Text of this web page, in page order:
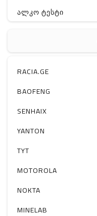
ალკო ტესტი
ელ. მოწყობილობები
მაგნიტი
სხვა
RACIA.GE
BAOFENG
SENHAIX
YANTON
TYT
MOTOROLA
NOKTA
MINELAB